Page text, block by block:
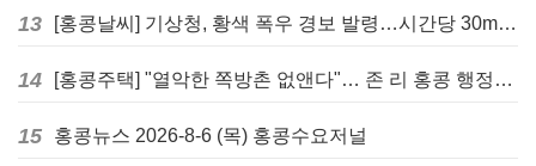
13 [홍콩날씨] 기상청, 황색 폭우 경보 발령…시간당 30mm 이상 강우 예보
14 [홍콩주택] "열악한 쪽방촌 없앤다"… 존 리 홍콩 행정장관, 4년 내 단계적 폐지 선언
15 홍콩뉴스 2026-8-6 (목) 홍콩수요저널